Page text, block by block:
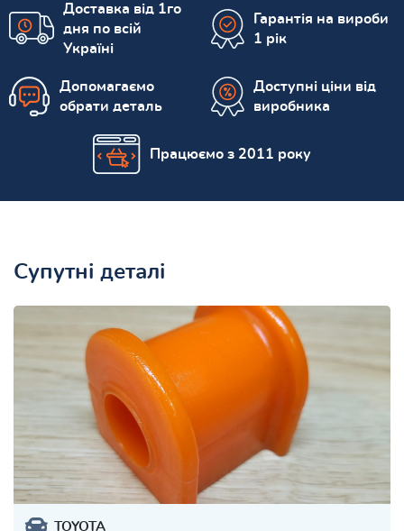
Доставка від 1го
дня по всій
Україні
Гарантія на вироби
1 рік
Допомагаємо
обрати деталь
Доступні ціни від
виробника
Працюємо з 2011 року
Супутні деталі
TOYOTA